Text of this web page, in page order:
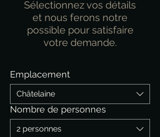
Sélectionnez vos détails
et nous ferons notre
possible pour satisfaire
votre demande.
Emplacement
Châtelaine
Nombre de personnes
2 personnes